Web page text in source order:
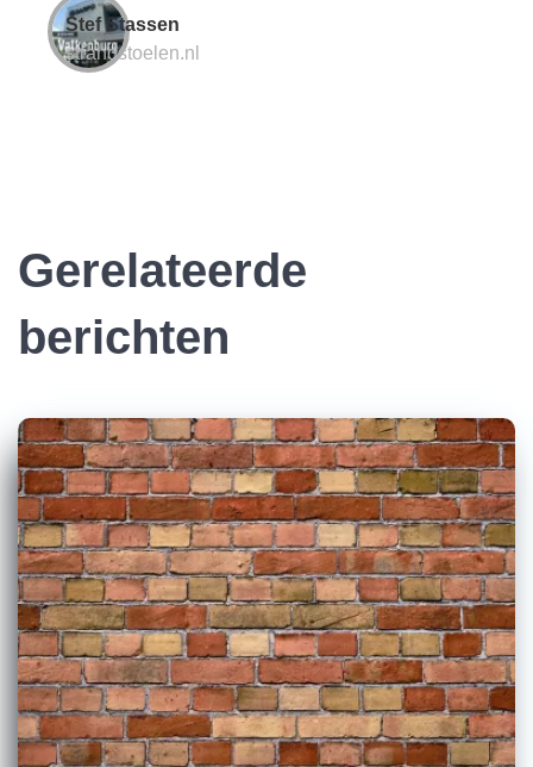
Stef Stassen
strandstoelen.nl
Gerelateerde
berichten